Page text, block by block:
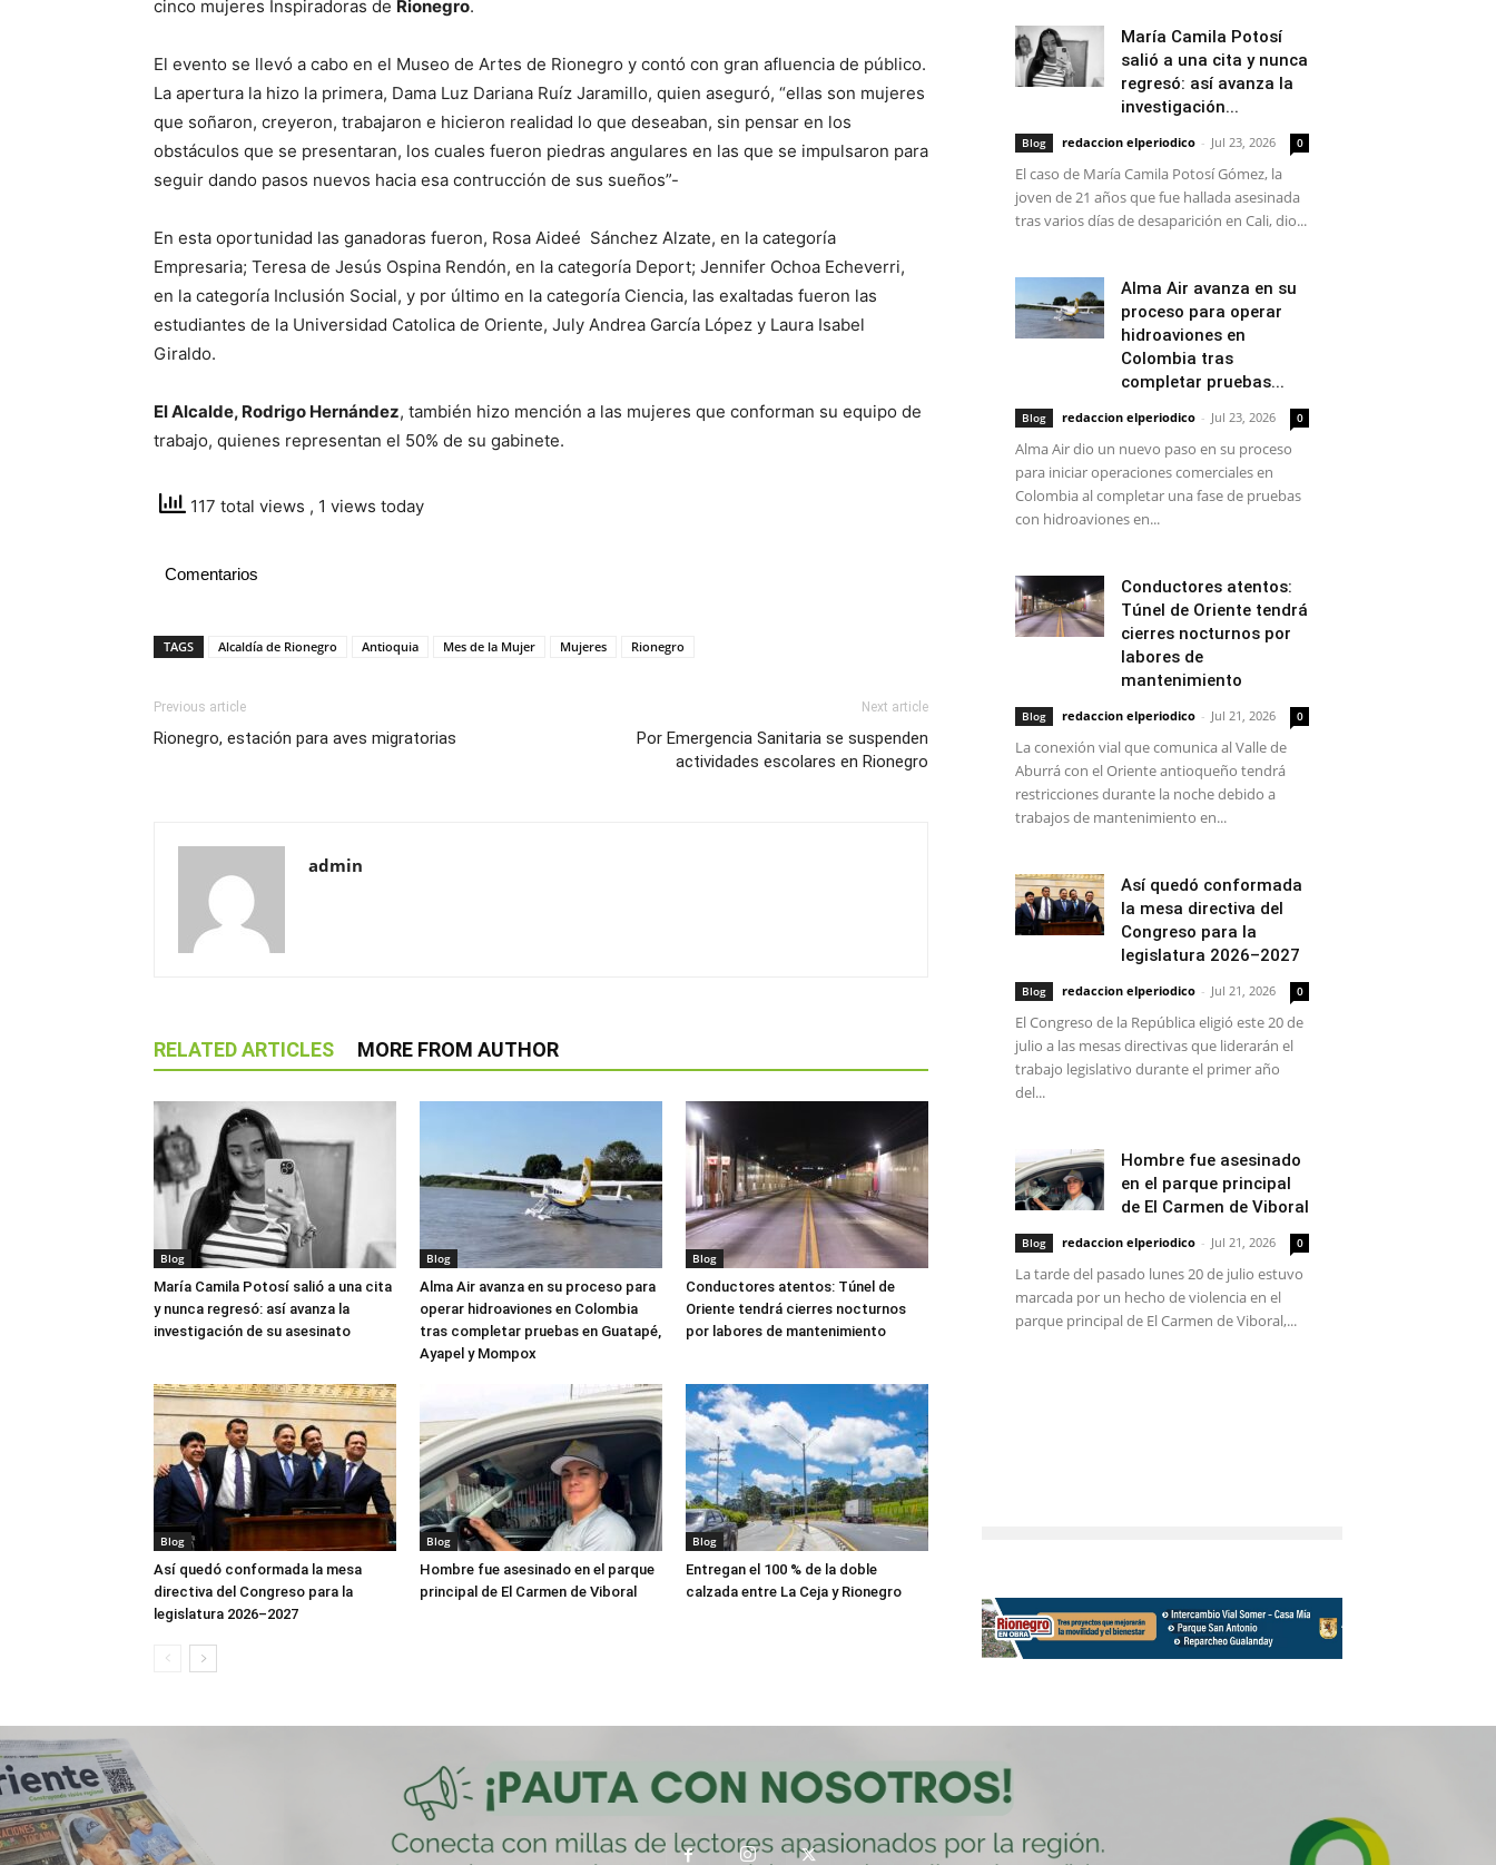
cinco mujeres Inspiradoras de Rionegro.
El evento se llevó a cabo en el Museo de Artes de Rionegro y contó con gran afluencia de público.
La apertura la hizo la primera, Dama Luz Dariana Ruíz Jaramillo, quien aseguró, “ellas son mujeres
que soñaron, creyeron, trabajaron e hicieron realidad lo que deseaban, sin pensar en los
obstáculos que se presentaran, los cuales fueron piedras angulares en las que se impulsaron para
seguir dando pasos nuevos hacia esa contrucción de sus sueños”-
En esta oportunidad las ganadoras fueron, Rosa Aideé Sánchez Alzate, en la categoría
Empresaria; Teresa de Jesús Ospina Rendón, en la categoría Deport; Jennifer Ochoa Echeverri,
en la categoría Inclusión Social, y por último en la categoría Ciencia, las exaltadas fueron las
estudiantes de la Universidad Catolica de Oriente, July Andrea García López y Laura Isabel
Giraldo.
El Alcalde, Rodrigo Hernández, también hizo mención a las mujeres que conforman su equipo de
trabajo, quienes representan el 50% de su gabinete.
117 total views , 1 views today
Comentarios
TAGS Alcaldía de Rionegro Antioquia Mes de la Mujer Mujeres Rionegro
Previous article
Rionegro, estación para aves migratorias
Next article
Por Emergencia Sanitaria se suspenden
actividades escolares en Rionegro
admin
RELATED ARTICLES MORE FROM AUTHOR
Blog
María Camila Potosí salió a una cita
y nunca regresó: así avanza la
investigación de su asesinato
Blog
Alma Air avanza en su proceso para
operar hidroaviones en Colombia
tras completar pruebas en Guatapé,
Ayapel y Mompox
Blog
Conductores atentos: Túnel de
Oriente tendrá cierres nocturnos
por labores de mantenimiento
Blog
Así quedó conformada la mesa
directiva del Congreso para la
legislatura 2026–2027
Blog
Hombre fue asesinado en el parque
principal de El Carmen de Viboral
Blog
Entregan el 100 % de la doble
calzada entre La Ceja y Rionegro
María Camila Potosí
salió a una cita y nunca
regresó: así avanza la
investigación...
Blog redaccion elperiodico - Jul 23, 2026 0
El caso de María Camila Potosí Gómez, la
joven de 21 años que fue hallada asesinada
tras varios días de desaparición en Cali, dio...
Alma Air avanza en su
proceso para operar
hidroaviones en
Colombia tras
completar pruebas...
Blog redaccion elperiodico - Jul 23, 2026 0
Alma Air dio un nuevo paso en su proceso
para iniciar operaciones comerciales en
Colombia al completar una fase de pruebas
con hidroaviones en...
Conductores atentos:
Túnel de Oriente tendrá
cierres nocturnos por
labores de
mantenimiento
Blog redaccion elperiodico - Jul 21, 2026 0
La conexión vial que comunica al Valle de
Aburrá con el Oriente antioqueño tendrá
restricciones durante la noche debido a
trabajos de mantenimiento en...
Así quedó conformada
la mesa directiva del
Congreso para la
legislatura 2026–2027
Blog redaccion elperiodico - Jul 21, 2026 0
El Congreso de la República eligió este 20 de
julio a las mesas directivas que liderarán el
trabajo legislativo durante el primer año
del...
Hombre fue asesinado
en el parque principal
de El Carmen de Viboral
Blog redaccion elperiodico - Jul 21, 2026 0
La tarde del pasado lunes 20 de julio estuvo
marcada por un hecho de violencia en el
parque principal de El Carmen de Viboral,...